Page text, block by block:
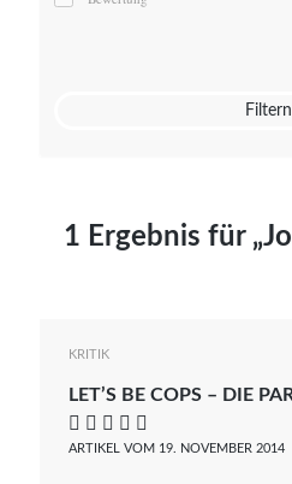
Mato von Vogelstein
Filtern
1 Ergebnis für
KRITIK
LET’S BE COPS – DIE
    
ARTIKEL VOM 19. NOVEMBER 2014